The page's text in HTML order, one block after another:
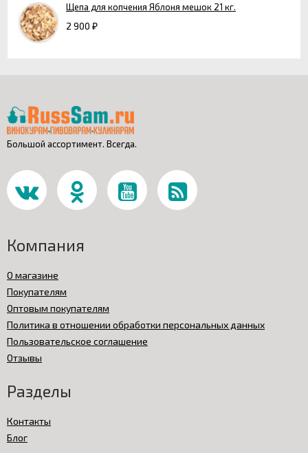
Щепа для копчения Яблоня мешок 21 кг.
2 900 ₽
Большой ассортимент. Всегда.
Компания
О магазине
Покупателям
Оптовым покупателям
Политика в отношении обработки персональных данных
Пользовательское соглашение
Отзывы
Разделы
Контакты
Блог